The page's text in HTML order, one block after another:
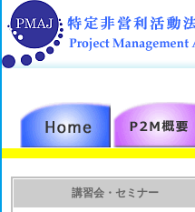
講習会・セミナー